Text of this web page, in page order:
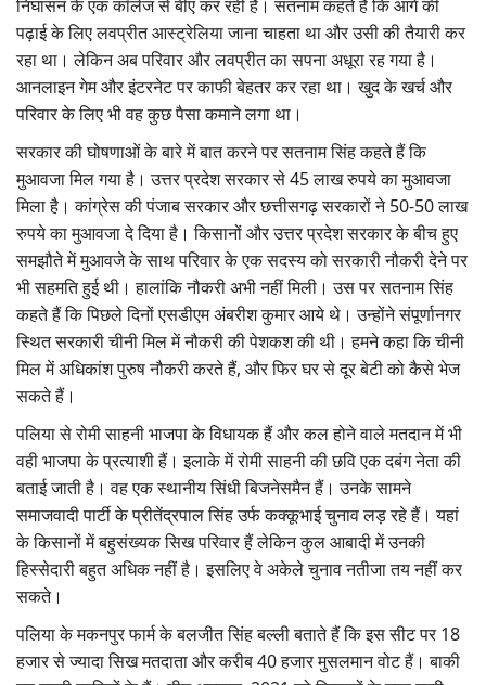
निघासन के एक कॉलेज से बीए कर रही हैं। सतनाम कहते हैं कि आगे की
पढ़ाई के लिए लवप्रीत आस्ट्रेलिया जाना चाहता था और उसी की तैयारी कर
रहा था। लेकिन अब परिवार और लवप्रीत का सपना अधूरा रह गया है।
आनलाइन गेम और इंटरनेट पर काफी बेहतर कर रहा था। खुद के खर्च और
परिवार के लिए भी वह कुछ पैसा कमाने लगा था।
सरकार की घोषणाओं के बारे में बात करने पर सतनाम सिंह कहते हैं कि
मुआवजा मिल गया है। उत्तर प्रदेश सरकार से 45 लाख रुपये का मुआवजा
मिला है। कांग्रेस की पंजाब सरकार और छत्तीसगढ़ सरकारों ने 50-50 लाख
रुपये का मुआवजा दे दिया है। किसानों और उत्तर प्रदेश सरकार के बीच हुए
समझौते में मुआवजे के साथ परिवार के एक सदस्य को सरकारी नौकरी देने पर
भी सहमति हुई थी। हालांकि नौकरी अभी नहीं मिली। उस पर सतनाम सिंह
कहते हैं कि पिछले दिनों एसडीएम अंबरीश कुमार आये थे। उन्होंने संपूर्णानगर
स्थित सरकारी चीनी मिल में नौकरी की पेशकश की थी। हमने कहा कि चीनी
मिल में अधिकांश पुरुष नौकरी करते हैं, और फिर घर से दूर बेटी को कैसे भेज
सकते हैं।
पलिया से रोमी साहनी भाजपा के विधायक हैं और कल होने वाले मतदान में भी
वही भाजपा के प्रत्याशी हैं। इलाके में रोमी साहनी की छवि एक दबंग नेता की
बताई जाती है। वह एक स्थानीय सिंधी बिजनेसमैन हैं। उनके सामने
समाजवादी पार्टी के प्रीतेंद्रपाल सिंह उर्फ कक्कूभाई चुनाव लड़ रहे हैं। यहां
के किसानों में बहुसंख्यक सिख परिवार हैं लेकिन कुल आबादी में उनकी
हिस्सेदारी बहुत अधिक नहीं है। इसलिए वे अकेले चुनाव नतीजा तय नहीं कर
सकते।
पलिया के मकनपुर फार्म के बलजीत सिंह बल्ली बताते हैं कि इस सीट पर 18
हजार से ज्यादा सिख मतदाता और करीब 40 हजार मुसलमान वोट हैं। बाकी